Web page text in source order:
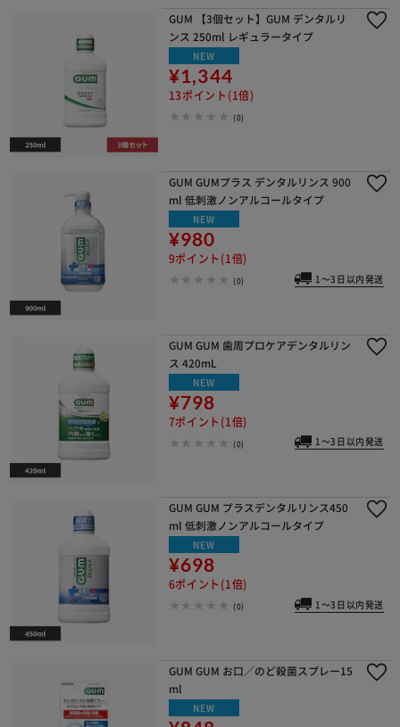
GUM 【3個セット】GUM デンタルリ
ンス 250ml レギュラータイプ
NEW
¥1,344
13ポイント(1倍)
(0)
GUM GUMプラス デンタルリンス 900
ml 低刺激ノンアルコールタイプ
NEW
¥980
9ポイント(1倍)
(0) 1～3日以内発送
GUM GUM 歯周プロケアデンタルリン
ス 420mL
NEW
¥798
7ポイント(1倍)
(0) 1～3日以内発送
GUM GUM プラスデンタルリンス450
ml 低刺激ノンアルコールタイプ
NEW
¥698
6ポイント(1倍)
(0) 1～3日以内発送
GUM GUM お口／のど殺菌スプレー15
ml
NEW